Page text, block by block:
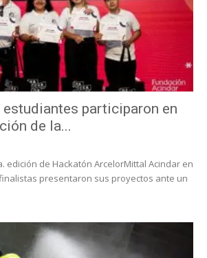
participaron en
de la...
edición de Hackatón ArcelorMittal Acindar en
presentaron sus proyectos ante un